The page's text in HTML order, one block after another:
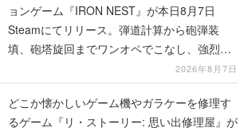
ョンゲーム『IRON NEST』が本日8月7日
Steamにてリリース。弾道計算から砲弾装
填、砲塔旋回までワンオペでこなし、強烈な
一撃をブチかませるロマンある作品2026年8月7日
どこか懐かしいゲーム機やガラケーを修理す
るゲーム『リ・ストーリー: 思い出修理屋』が